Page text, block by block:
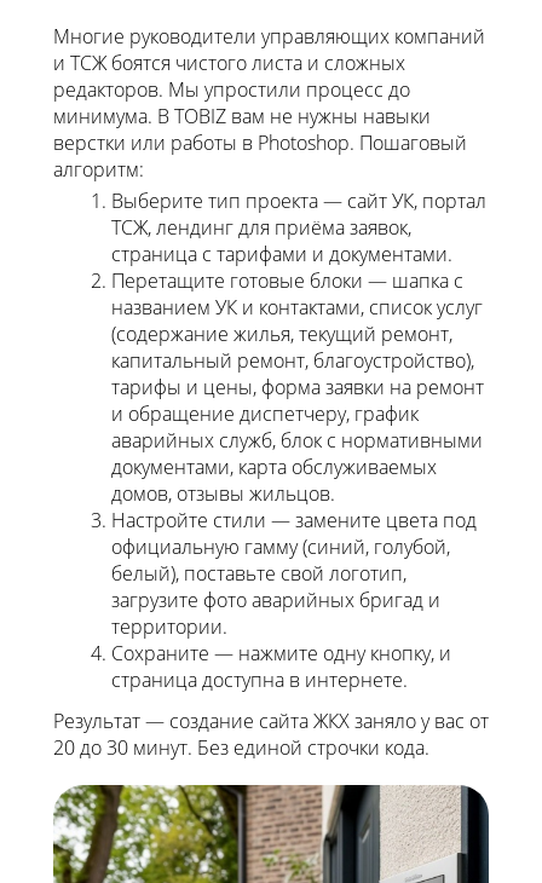
Многие руководители управляющих компаний
и ТСЖ боятся чистого листа и сложных
редакторов. Мы упростили процесс до
минимума. В TOBIZ вам не нужны навыки
верстки или работы в Photoshop. Пошаговый
алгоритм:
Выберите тип проекта — сайт УК, портал
ТСЖ, лендинг для приёма заявок,
страница с тарифами и документами.
Перетащите готовые блоки — шапка с
названием УК и контактами, список услуг
(содержание жилья, текущий ремонт,
капитальный ремонт, благоустройство),
тарифы и цены, форма заявки на ремонт
и обращение диспетчеру, график
аварийных служб, блок с нормативными
документами, карта обслуживаемых
домов, отзывы жильцов.
Настройте стили — замените цвета под
официальную гамму (синий, голубой,
белый), поставьте свой логотип,
загрузите фото аварийных бригад и
территории.
Сохраните — нажмите одну кнопку, и
страница доступна в интернете.
Результат — создание сайта ЖКХ заняло у вас от
20 до 30 минут. Без единой строчки кода.